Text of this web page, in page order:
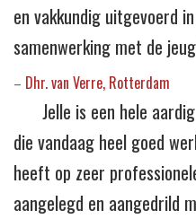
en vakkundig uitgevoerd
samenwerking met de
– Dhr. van Verre, Rotterdam
Jelle is een hele
die vandaag heel goed
heeft op zeer
aangelegd en aangedrild